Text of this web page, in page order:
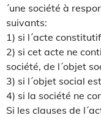
´une société à
suivants:
1) si l´acte
2) si cet acte ne
société, de l´objet
3) si l´objet social
4) si la société ne
Si les clauses de